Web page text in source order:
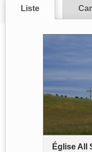
Liste
Église All